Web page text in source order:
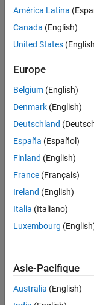
Exemples
Arguments en entrée
Arguments de sortie
Historique des versions
Description
measurements=
forme de pose
[measurements,
renvoie également
La matrice
mesure de pose.
[measurements
edgeConstraints(
bord pour les ID
exemple
Exemples
Identifier
boucles
América Latina
Canada (English)
United States
Europe
Belgium (English)
Denmark (English)
Deutschland
España (Español)
Finland (English)
France (Français)
Ireland (English)
Italia (Italiano)
Luxembourg
Asie-Pacifique
Australia (English)